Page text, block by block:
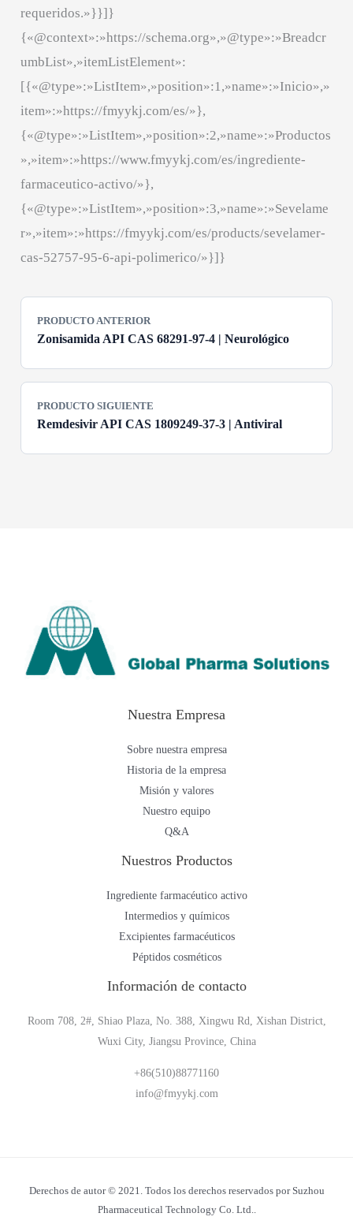
requeridos.»}}]}
{«@context»:»https://schema.org»,»@type»:»Breadcr
umbList»,»itemListElement»:
[{«@type»:»ListItem»,»position»:1,»name»:»Inicio»,»
item»:»https://fmyykj.com/es/»},
{«@type»:»ListItem»,»position»:2,»name»:»Productos
»,»item»:»https://www.fmyykj.com/es/ingrediente-
farmaceutico-activo/»},
{«@type»:»ListItem»,»position»:3,»name»:»Sevelame
r»,»item»:»https://fmyykj.com/es/products/sevelamer-
cas-52757-95-6-api-polimerico/»}]}
PRODUCTO ANTERIOR
Zonisamida API CAS 68291-97-4 | Neurológico
PRODUCTO SIGUIENTE
Remdesivir API CAS 1809249-37-3 | Antiviral
Nuestra Empresa
Sobre nuestra empresa
Historia de la empresa
Misión y valores
Nuestro equipo
Q&A
Nuestros Productos
Ingrediente farmacéutico activo
Intermedios y químicos
Excipientes farmacéuticos
Péptidos cosméticos
Información de contacto
Room 708, 2#, Shiao Plaza, No. 388, Xingwu Rd, Xishan District,
Wuxi City, Jiangsu Province, China
+86(510)88771160
info@fmyykj.com
Derechos de autor © 2021. Todos los derechos reservados por Suzhou
Pharmaceutical Technology Co. Ltd..